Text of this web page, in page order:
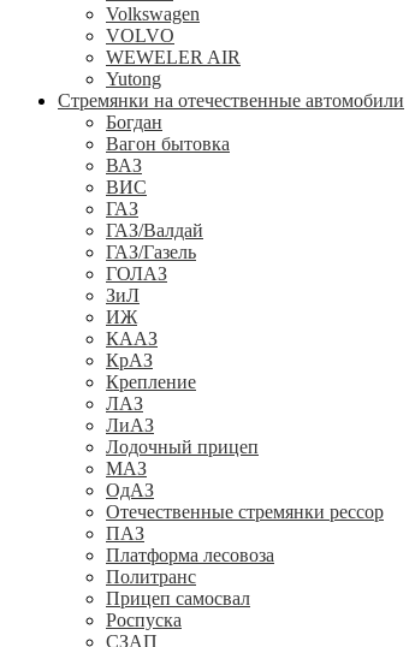
Volkswagen
VOLVO
WEWELER AIR
Yutong
Стремянки на отечественные автомобили
Богдан
Вагон бытовка
ВАЗ
ВИС
ГАЗ
ГАЗ/Валдай
ГАЗ/Газель
ГОЛАЗ
ЗиЛ
ИЖ
КААЗ
КрАЗ
Крепление
ЛАЗ
ЛиАЗ
Лодочный прицеп
МАЗ
ОдАЗ
Отечественные стремянки рессор
ПАЗ
Платформа лесовоза
Политранс
Прицеп самосвал
Роспуска
СЗАП